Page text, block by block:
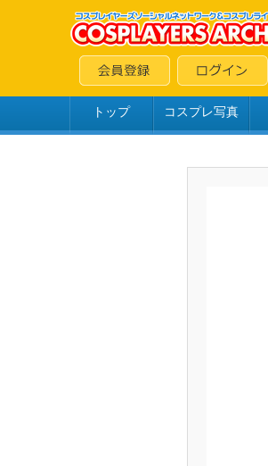
トップ コスプレ写真